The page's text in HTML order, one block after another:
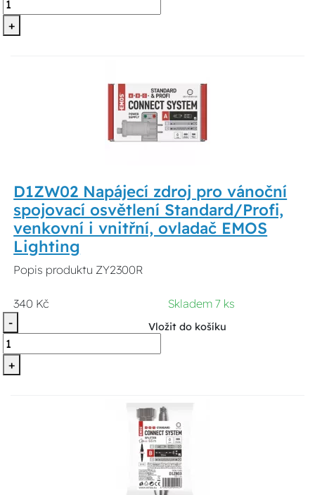
+
D1ZW02 Napájecí zdroj pro vánoční
spojovací osvětlení Standard/Profi,
venkovní i vnitřní, ovladač EMOS
Lighting
Popis produktu ZY2300R
340 Kč
Skladem 7 ks
-
+
Vložit do košíku